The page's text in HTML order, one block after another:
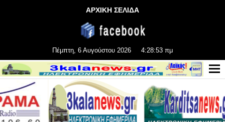
ΑΡΧΙΚΗ ΣΕΛΙΔΑ
Πέμπτη, 6 Αυγούστου 2026 4:28:54 πμ